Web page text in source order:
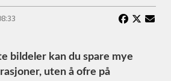
bildeler kan du spare mye
uten å ofre på